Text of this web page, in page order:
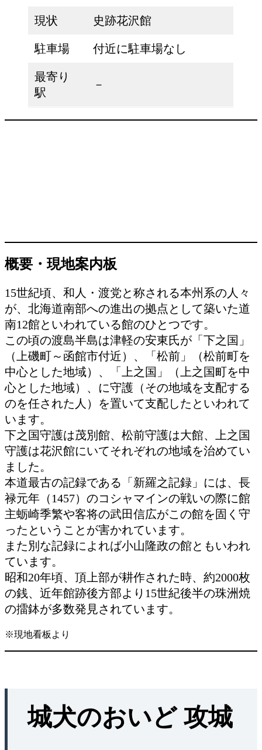
現状 史跡花沢館
駐車場 付近に駐車場なし
最寄り
駅
－
概要・現地案内板
15世紀頃、和人・渡党と称される本州系の人々
が、北海道南部への進出の拠点として築いた道
南12館といわれている館のひとつです。
この頃の渡島半島は津軽の安東氏が「下之国」
（上磯町～函館市付近）、「松前」（松前町を
中心とした地域）、「上之国」（上之国町を中
心とした地域）、に守護（その地域を支配する
のを任された人）を置いて支配したといわれて
います。
下之国守護は茂別館、松前守護は大館、上之国
守護は花沢館にいてそれぞれの地域を治めてい
ました。
本道最古の記録である「新羅之記録」には、長
禄元年（1457）のコシャマインの戦いの際に館
主蛎崎季繁や客将の武田信広がこの館を固く守
ったということが害かれています。
また別な記録によれば小山隆政の館ともいわれ
ています。
昭和20年頃、頂上部が耕作された時、約2000枚
の銭、近年館跡後方部より15世紀後半の珠洲焼
の擂鉢が多数発見されています。
※現地看板より
城犬のおいど 攻城